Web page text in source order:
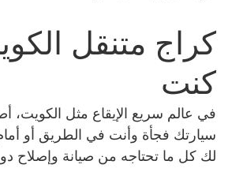
كراج متنقل
كنت
في عالم سريع الإيقاع مثل الكويت،
سيارتك فجأة وأنت في الطريق أو
لك كل ما تحتاجه من صيانة وإصلاح